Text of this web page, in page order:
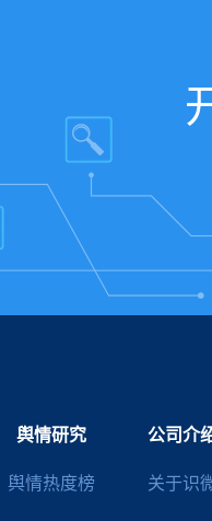
舆情研究
舆情热度榜
公司介
关于识